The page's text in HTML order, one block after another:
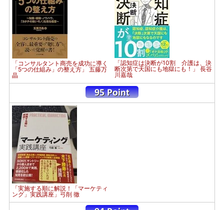
「コンサルタント商売を成功に導く
「5つの仕組み」の整え方」 五藤万
晶
「認知症は決断が10割 介護は、決
断次第で天国にも地獄にも！」 長谷
川嘉哉
「実施する順に解説！「マーケティ
ング」実践講座」弓削 徹